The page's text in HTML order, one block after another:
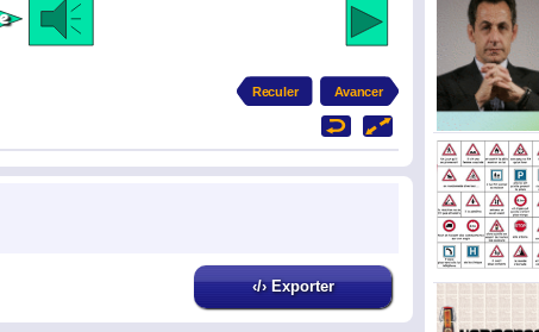
‹/› Exporter